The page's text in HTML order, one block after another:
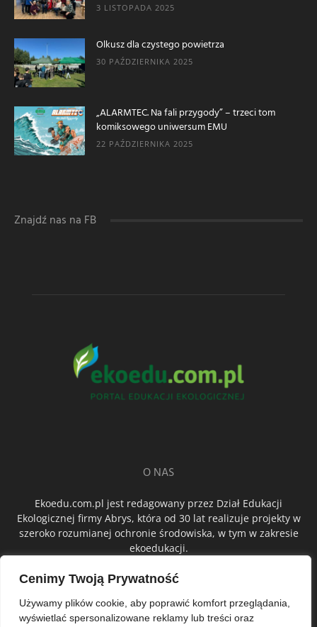
Cenimy Twoją Prywatność
Używamy plików cookie, aby poprawić komfort przeglądania,
wyświetlać spersonalizowane reklamy lub treści oraz
3 LISTOPADA 2025
Olkusz dla czystego powietrza
30 PAŹDZIERNIKA 2025
„ALARMTEC. Na fali przygody” – trzeci tom
komiksowego uniwersum EMU
22 PAŹDZIERNIKA 2025
Znajdź nas na FB
O NAS
Ekoedu.com.pl jest redagowany przez Dział Edukacji
Ekologicznej firmy Abrys, która od 30 lat realizuje projekty w
szeroko rozumianej ochronie środowiska, w tym w zakresie
ekoedukacji.
ŚLEDŹ NAS